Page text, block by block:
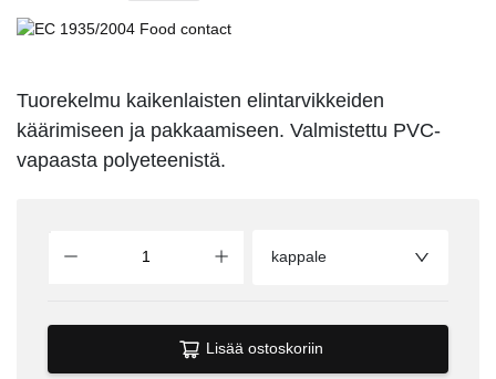
Tuorekelmu kaikenlaisten elintarvikkeiden
käärimiseen ja pakkaamiseen. Valmistettu PVC-
vapaasta polyeteenistä.
kappale
Lisää ostoskoriin